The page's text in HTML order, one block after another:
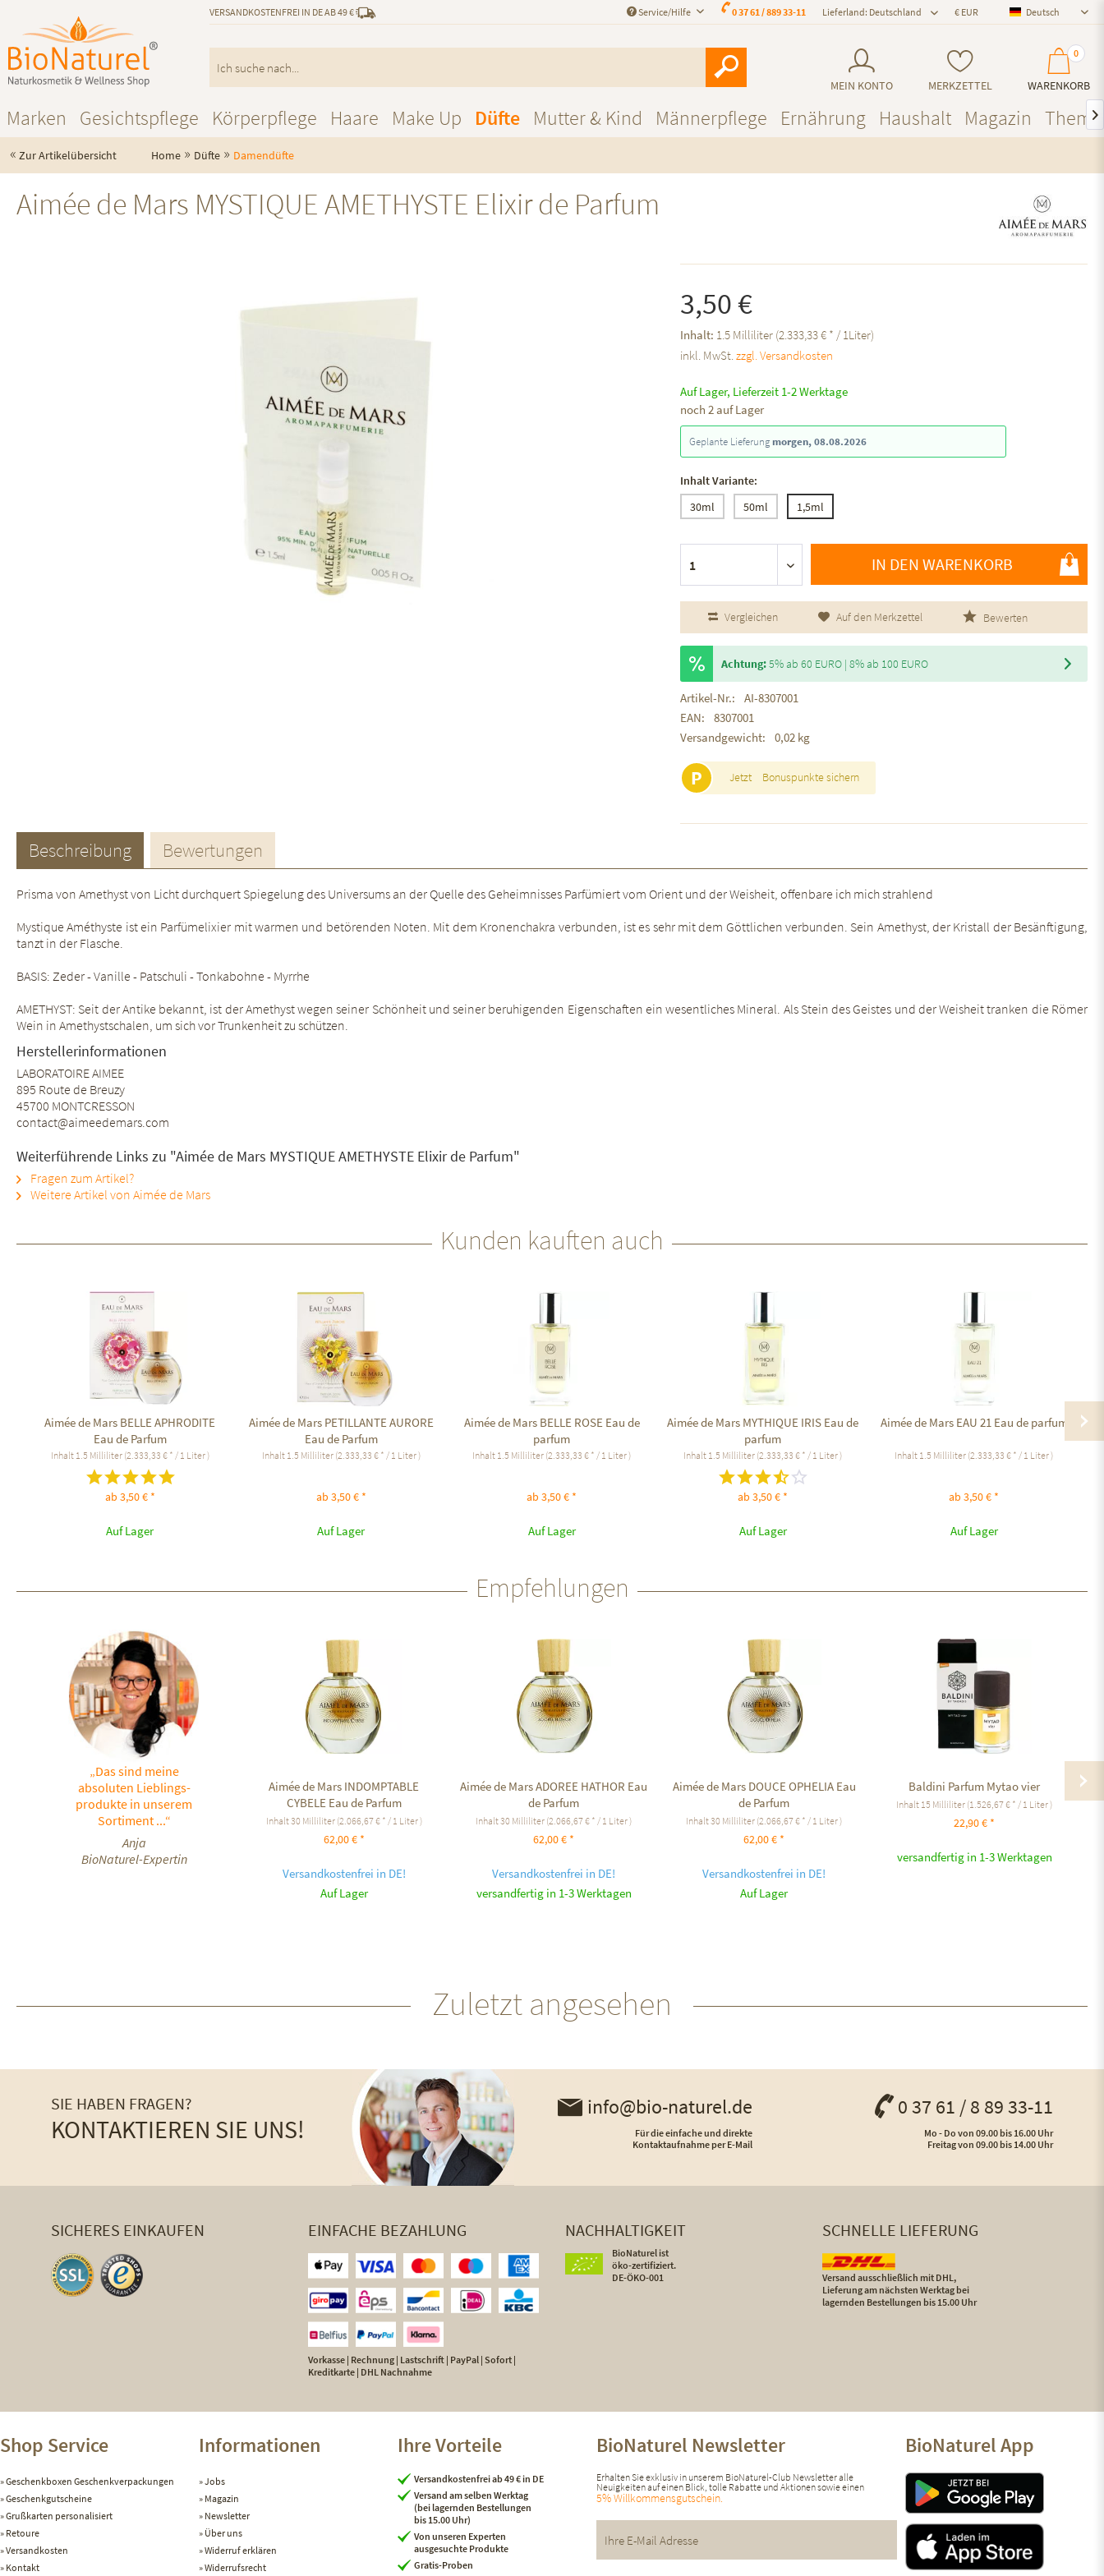
VERSANDKOSTENFREI IN DE AB 49 € Deutsch
Deutsch
Lieferland: Deutschland
0 37 61 / 889 33-11
Service/Hilfe
MEIN KONTO MERKZETTEL
0
WARENKORB
Marken Gesichtspflege Körperpflege Haare Make Up Düfte Mutter & Kind Männerpflege Ernährung Haushalt Magazin 
« Zur Artikelübersicht Home » Düfte » Damendüfte
Aimée de Mars MYSTIQUE AMETHYSTE Elixir de Parfum
3,50 €
Inhalt: 1.5 Milliliter (2.333,33 € * / 1Liter)
inkl. MwSt.zzgl. Versandkosten
Auf Lager, Lieferzeit 1-2 Werktage
noch 2 auf Lager
Geplante Lieferungmorgen, 08.08.2026
Inhalt Variante:
30ml
50ml 1,5ml
IN DEN WARENKORB
Vergleichen Auf den Merkzettel Bewerten
Achtung:5% ab 60 EURO | 8% ab 100 EURO
Artikel-Nr.:
AI-8307001
EAN:
8307001
Versandgewicht:
0,02 kg
P Jetzt Bonuspunkte sichern
Beschreibung Bewertungen
Prisma von Amethyst von Licht durchquert Spiegelung des Universums an der Quelle des Geheimnisses Parfümiert vom Orient und der Weisheit, offenbare ich mich strahlend
Mystique Améthyste ist ein Parfümelixier mit warmen und betörenden Noten. Mit dem Kronenchakra verbunden, ist es sehr mit dem Göttlichen verbunden. Sein Amethyst, der Kristall der Besänftigung,
tanzt in der Flasche.
BASIS: Zeder - Vanille - Patschuli - Tonkabohne - Myrrhe
AMETHYST: Seit der Antike bekannt, ist der Amethyst wegen seiner Schönheit und seiner beruhigenden Eigenschaften ein wesentliches Mineral. Als Stein des Geistes und der Weisheit tranken die Römer
Wein in Amethystschalen, um sich vor Trunkenheit zu schützen.
Herstellerinformationen
LABORATOIRE AIMEE
895 Route de Breuzy
45700 MONTCRESSON
contact@aimeedemars.com
Weiterführende Links zu "Aimée de Mars MYSTIQUE AMETHYSTE Elixir de Parfum"
Fragen zum Artikel?
Weitere Artikel von Aimée de Mars
Kunden kauften auch
Aimée de Mars BELLE APHRODITE
Eau de Parfum
Inhalt 1.5 Milliliter (2.333,33 € * / 1 Liter )
ab 3,50 € *
Auf Lager
Aimée de Mars PETILLANTE AURORE
Eau de Parfum
Inhalt 1.5 Milliliter (2.333,33 € * / 1 Liter )
ab 3,50 € *
Auf Lager
Aimée de Mars BELLE ROSE Eau de
parfum
Inhalt 1.5 Milliliter (2.333,33 € * / 1 Liter )
ab 3,50 € *
Auf Lager
Aimée de Mars MYTHIQUE IRIS Eau de
parfum
Inhalt 1.5 Milliliter (2.333,33 € * / 1 Liter )
ab 3,50 € *
Auf Lager
Aimée de Mars EAU 21 Eau de parfum
Inhalt 1.5 Milliliter (2.333,33 € * / 1 Liter )
ab 3,50 € *
Auf Lager
Empfehlungen
„Das sind meine
absoluten Lieblings-
produkte in unserem
Sortiment ...“
Anja
BioNaturel-Expertin
Aimée de Mars INDOMPTABLE
CYBELE Eau de Parfum
Inhalt30 Milliliter (2.066,67 € * / 1 Liter )
62,00 € *
Versandkostenfrei in DE!
Auf Lager
Aimée de Mars ADOREE HATHOR Eau
de Parfum
Inhalt30 Milliliter (2.066,67 € * / 1 Liter )
62,00 € *
Versandkostenfrei in DE!
versandfertig in 1-3 Werktagen
Aimée de Mars DOUCE OPHELIA Eau
de Parfum
Inhalt30 Milliliter (2.066,67 € * / 1 Liter )
62,00 € *
Versandkostenfrei in DE!
Auf Lager
Baldini Parfum Mytao vier
Inhalt 15 Milliliter (1.526,67 € * / 1 Liter )
22,90 € *
versandfertig in 1-3 Werktagen
Zuletzt angesehen
SIE HABEN FRAGEN?
KONTAKTIEREN SIE UNS!
info@bio-naturel.de
Für die einfache und direkte
Kontaktaufnahme per E-Mail
0 37 61 / 8 89 33-11
Mo - Do von 09.00 bis 16.00 Uhr
Freitag von 09.00 bis 14.00 Uhr
SICHERES EINKAUFEN EINFACHE BEZAHLUNG
Vorkasse | Rechnung | Lastschrift | PayPal | Sofort |
Kreditkarte | DHL Nachnahme
NACHHALTIGKEIT
BioNaturel ist
öko-zertifiziert.
DE-ÖKO-001
SCHNELLE LIEFERUNG
Versand ausschließlich mit DHL,
Lieferung am nächsten Werktag bei
lagernden Bestellungen bis 15.00 Uhr
Shop Service
Geschenkboxen Geschenkverpackungen
Geschenkgutscheine
Grußkarten personalisiert
Retoure
Versandkosten
Kontakt
Informationen
Jobs
Magazin
Newsletter
Über uns
Widerruf erklären
Widerrufsrecht
Ihre Vorteile
Versandkostenfrei ab 49 € in DE
Versand am selben Werktag
(bei lagernden Bestellungen
bis 15.00 Uhr)
Von unseren Experten
ausgesuchte Produkte
Gratis-Proben
BioNaturel Newsletter
Erhalten Sie exklusiv in unserem BioNaturel-Club Newsletter alle
Neuigkeiten auf einen Blick, tolle Rabatte und Aktionen sowie einen
5% Willkommensgutschein.
BioNaturel App